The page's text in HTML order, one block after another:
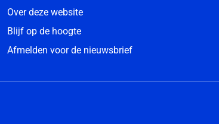
Over deze website
Blijf op de hoogte
Afmelden voor de nieuwsbrief